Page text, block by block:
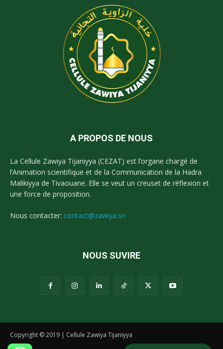
A PROPOS DE NOUS
La Cellule Zawiya Tijaniyya (CEZAT) est l’organe chargé de
l’Animation scientifique et de la Communication de la Hadra
Malikiyya de Tivaouane. Elle se veut un creuset de réflexion et
une force de proposition.
Nous contacter: contact@zawiya.sn
NOUS SUVIRE
Copyright © 2019 | Cellule Zawiya Tijaniyya